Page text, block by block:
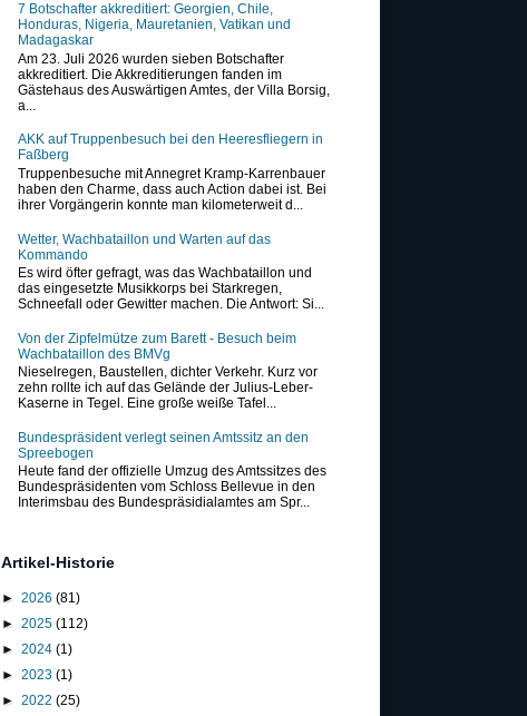
7 Botschafter akkreditiert: Georgien, Chile,
Honduras, Nigeria, Mauretanien, Vatikan und
Madagaskar
Am 23. Juli 2026 wurden sieben Botschafter
akkreditiert. Die Akkreditierungen fanden im
Gästehaus des Auswärtigen Amtes, der Villa Borsig,
a...
AKK auf Truppenbesuch bei den Heeresfliegern in
Faßberg
Truppenbesuche mit Annegret Kramp-Karrenbauer
haben den Charme, dass auch Action dabei ist. Bei
ihrer Vorgängerin konnte man kilometerweit d...
Wetter, Wachbataillon und Warten auf das
Kommando
Es wird öfter gefragt, was das Wachbataillon und
das eingesetzte Musikkorps bei Starkregen,
Schneefall oder Gewitter machen. Die Antwort: Si...
Von der Zipfelmütze zum Barett - Besuch beim
Wachbataillon des BMVg
Nieselregen, Baustellen, dichter Verkehr. Kurz vor
zehn rollte ich auf das Gelände der Julius-Leber-
Kaserne in Tegel. Eine große weiße Tafel...
Bundespräsident verlegt seinen Amtssitz an den
Spreebogen
Heute fand der offizielle Umzug des Amtssitzes des
Bundespräsidenten vom Schloss Bellevue in den
Interimsbau des Bundespräsidialamtes am Spr...
Artikel-Historie
► 2026 (81)
► 2025 (112)
► 2024 (1)
► 2023 (1)
► 2022 (25)